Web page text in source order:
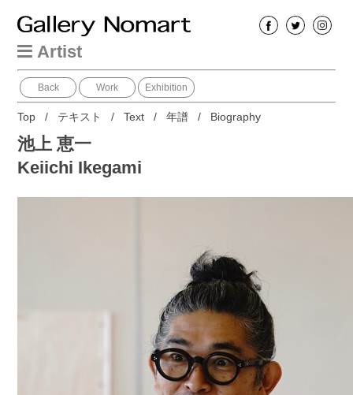
Artist
Back Work Exhibition
Top / テキスト /Text /年譜 / Biography
池上 恵一
Keiichi Ikegami